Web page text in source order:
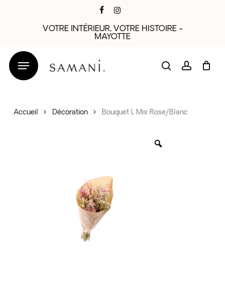
VOTRE INTÉRIEUR, VOTRE HISTOIRE -
MAYOTTE
searchaccount
Accueil Décoration Bouquet L Mix Rose/Blanc